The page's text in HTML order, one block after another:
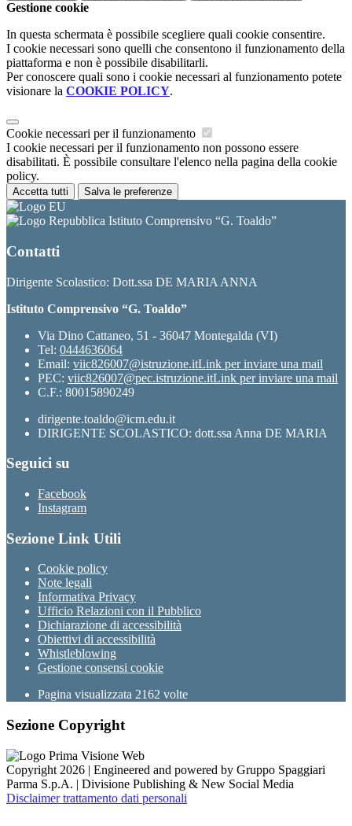
Gestione cookie
In questa schermata è possibile scegliere quali cookie consentire.
I cookie necessari sono quelli che consentono il funzionamento della
piattaforma e non è possibile disabilitarli.
Per conoscere quali sono i cookie necessari al funzionamento potete
visionare la COOKIE POLICY.
Cookie necessari per il funzionamento
I cookie necessari per il funzionamento non possono essere
disabilitati. È possibile consultare l'elenco nella pagina della cookie
policy.
Accetta tutti Salva le preferenze
Istituto Comprensivo “G. Toaldo”
Contatti
Dirigente Scolastico: Dott.ssa DE MARIA ANNA
Istituto Comprensivo “G. Toaldo”
Via Dino Cattaneo, 51 - 36047 Montegalda (VI)
Tel: 0444636064
Email: viic826007@istruzione.itLink per inviare una mail
PEC: viic826007@pec.istruzione.itLink per inviare una mail
C.F.: 80015890249
dirigente.toaldo@icm.edu.it
DIRIGENTE SCOLASTICO: dott.ssa Anna DE MARIA
Seguici su
Facebook
Instagram
Sezione Link Utili
Cookie policy
Note legali
Informativa Privacy
Ufficio Relazioni con il Pubblico
Dichiarazione di accessibilità
Obiettivi di accessibilità
Whistleblowing
Gestione consensi cookie
Pagina visualizzata 2162 volte
Sezione Copyright
Copyright 2026 | Engineered and powered by Gruppo Spaggiari
Parma S.p.A. | Divisione Publishing & New Social Media
Disclaimer trattamento dati personali